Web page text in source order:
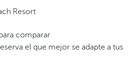
Resort
comparar
el que mejor se adapte a tus